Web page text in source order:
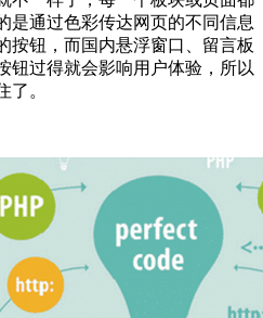
是通过色彩传达网页的不同信息
按钮，而国内悬浮窗口、留言板
钮过得就会影响用户体验，所以
了。